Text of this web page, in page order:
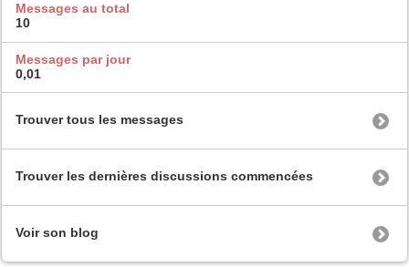
Messages au total
10
Messages par jour
0,01
Trouver tous les messages
Trouver les dernières discussions commencées
Voir son blog